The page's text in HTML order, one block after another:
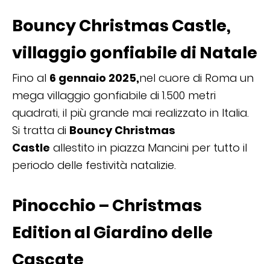
Bouncy Christmas Castle,
villaggio gonfiabile di Natale
Fino al 6 gennaio 2025,nel cuore di Roma un
mega villaggio gonfiabile di 1.500 metri
quadrati, il più grande mai realizzato in Italia.
Si tratta di Bouncy Christmas
Castle allestito in piazza Mancini per tutto il
periodo delle festività natalizie.
Pinocchio – Christmas
Edition al Giardino delle